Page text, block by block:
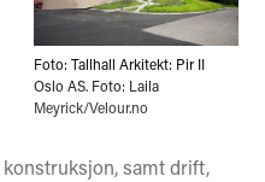
Foto: Tallhall Arkitekt: Pir II
Oslo AS. Foto: Laila
Meyrick/Velour.no
samt drift,